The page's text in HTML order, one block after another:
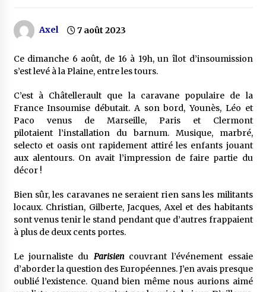
Axel 7 août 2023
Ce dimanche 6 août, de 16 à 19h, un îlot d’insoumission
s’est levé à la Plaine, entre les tours.
C’est à Châtellerault que la caravane populaire de la
France Insoumise débutait. A son bord, Younès, Léo et
Paco venus de Marseille, Paris et Clermont
pilotaient l’installation du barnum. Musique, marbré,
selecto et oasis ont rapidement attiré les enfants jouant
aux alentours. On avait l’impression de faire partie du
décor !
Bien sûr, les caravanes ne seraient rien sans les militants
locaux. Christian, Gilberte, Jacques, Axel et des habitants
sont venus tenir le stand pendant que d’autres frappaient
à plus de deux cents portes.
Le journaliste du Parisiencouvrant l’événement essaie
d’aborder la question des Européennes. J’en avais presque
oublié l’existence. Quand bien même nous aurions aimé